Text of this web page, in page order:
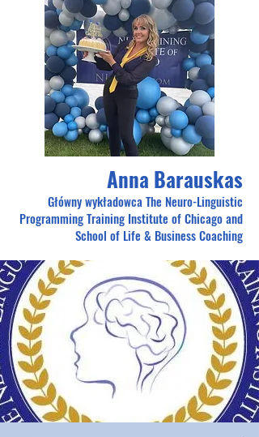
Anna Barauskas
Główny wykładowca The Neuro-Linguistic
Programming Training Institute of Chicago and
School of Life & Business Coaching